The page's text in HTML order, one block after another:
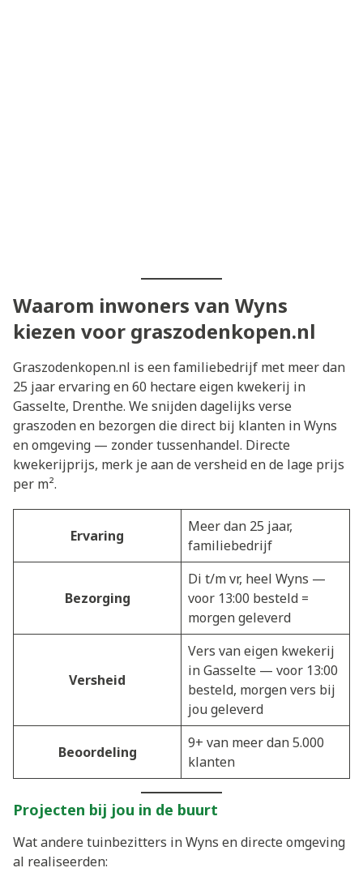
Waarom inwoners van Wyns
kiezen voor graszodenkopen.nl
Graszodenkopen.nl is een familiebedrijf met meer dan
25 jaar ervaring en 60 hectare eigen kwekerij in
Gasselte, Drenthe. We snijden dagelijks verse
graszoden en bezorgen die direct bij klanten in Wyns
en omgeving — zonder tussenhandel. Directe
kwekerijprijs, merk je aan de versheid en de lage prijs
per m².
Ervaring
Meer dan 25 jaar,
familiebedrijf
Bezorging
Di t/m vr, heel Wyns —
voor 13:00 besteld =
morgen geleverd
Versheid
Vers van eigen kwekerij
in Gasselte — voor 13:00
besteld, morgen vers bij
jou geleverd
Beoordeling
9+ van meer dan 5.000
klanten
Projecten bij jou in de buurt
Wat andere tuinbezitters in Wyns en directe omgeving
al realiseerden: